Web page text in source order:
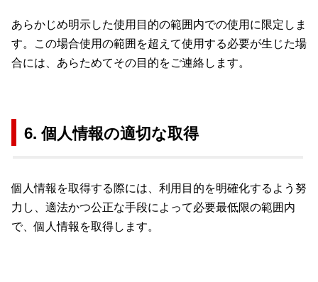
あらかじめ明示した使用目的の範囲内での使用に限定しま
す。この場合使用の範囲を超えて使用する必要が生じた場
合には、あらためてその目的をご連絡します。
6. 個人情報の適切な取得
個人情報を取得する際には、利用目的を明確化するよう努
力し、適法かつ公正な手段によって必要最低限の範囲内
で、個人情報を取得します。